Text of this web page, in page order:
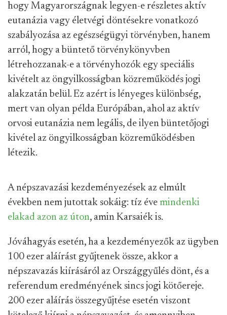
hogy Magyarországnak legyen-e részletes aktív
eutanázia vagy életvégi döntésekre vonatkozó
szabályozása az egészségügyi törvényben, hanem
arról, hogy a büntető törvénykönyvben
létrehozzanak-e a törvényhozók egy speciális
kivételt az öngyilkosságban közreműködés jogi
alakzatán belül. Ez azért is lényeges különbség,
mert van olyan példa Európában, ahol az aktív
orvosi eutanázia nem legális, de ilyen büntetőjogi
kivétel az öngyilkosságban közreműködésben
létezik.
A népszavazási kezdeményezések az elmúlt
években nem jutottak sokáig: tíz éve mindenki
elakad azon az úton, amin Karsaiék is.
Jóváhagyás esetén, ha a kezdeményezők az ügyben
100 ezer aláírást gyűjtenek össze, akkor a
népszavazás kiírásáról az Országgyűlés dönt, és a
referendum eredményének sincs jogi kötőereje.
200 ezer aláírás összegyűjtése esetén viszont